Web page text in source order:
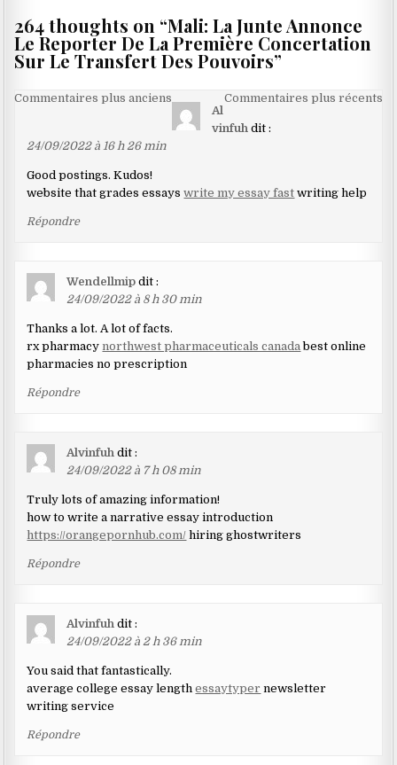
264 thoughts on “Mali: La Junte Annonce
Le Reporter De La Première Concertation
Sur Le Transfert Des Pouvoirs”
Navigation
les
commentaires
Commentaires plus anciens
Commentaires plus récents
Al
vinfuh dit :
24/09/2022 à 16 h 26 min
Good postings. Kudos!
website that grades essayswrite my essay fast writing help
Répondre
Wendellmip dit :
24/09/2022 à 8 h 30 min
Thanks a lot. A lot of facts.
rx pharmacy northwest pharmaceuticals canada best online
pharmacies no prescription
Répondre
Alvinfuh dit :
24/09/2022 à 7 h 08 min
Truly lots of amazing information!
how to write a narrative essay introduction
https://orangepornhub.com/ hiring ghostwriters
Répondre
Alvinfuh dit :
24/09/2022 à 2 h 36 min
You said that fantastically.
average college essay lengthessaytyper newsletter
writing service
Répondre